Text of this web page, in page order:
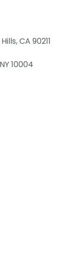
CA 90211
10004